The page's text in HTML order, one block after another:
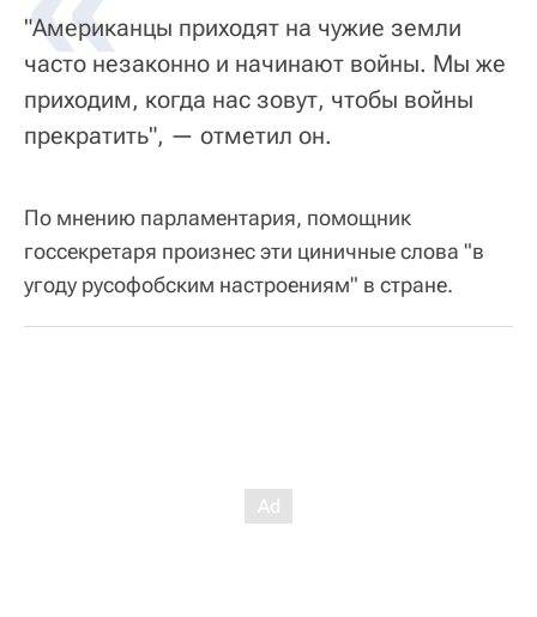
"Американцы приходят на чужие земли
часто незаконно и начинают войны. Мы же
приходим, когда нас зовут, чтобы войны
прекратить", — отметил он.
По мнению парламентария, помощник
госсекретаря произнес эти циничные слова "в
угоду русофобским настроениям" в стране.